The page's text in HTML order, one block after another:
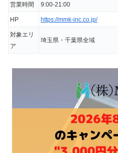
営業時間 9:00-21:00
HP https://mmk-inc.co.jp/
対象エリ
ア
埼玉県・千葉県全域